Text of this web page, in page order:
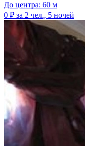
До центра: 60 м
0 ₽ за 2 чел., 5 ночей